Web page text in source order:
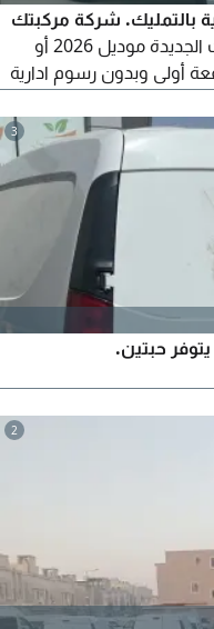
- إيجار منتهية بالتمليك. شركة مركبتك
للسيارات بتقدم لكم جميع أنواع السيارات الجديدة موديل 2026 أو
بدون دفعة أولى وبدون رسوم ادارية
تأمينات اجتماعية وتعريف راتب وكشف حساب آخر 3 شهور واستلم 3
2